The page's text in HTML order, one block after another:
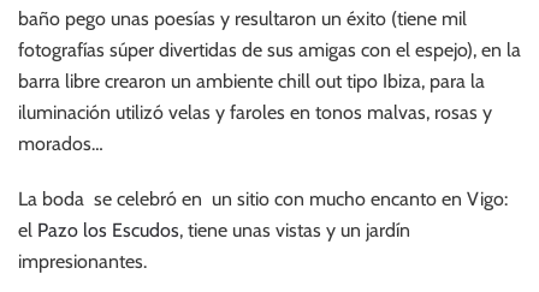
baño pego unas poesías y resultaron un éxito (tiene mil
fotografías súper divertidas de sus amigas con el espejo), en la
barra libre crearon un ambiente chill out tipo Ibiza, para la
iluminación utilizó velas y faroles en tonos malvas, rosas y
morados…
La boda se celebró en un sitio con mucho encanto en Vigo:
el Pazo los Escudos, tiene unas vistas y un jardín
impresionantes.